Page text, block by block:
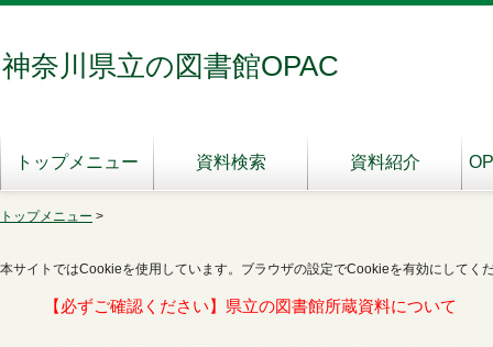
神奈川県立の図書館OPAC
トップメニュー 資料検索 資料紹介
トップメニュー >
本サイトではCookieを使用しています。ブラウザの設定でCookieを有効にしてく
【必ずご確認ください】県立の図書館所蔵資料について